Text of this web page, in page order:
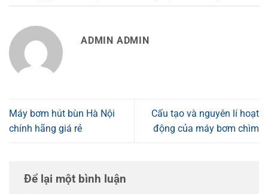
ADMIN ADMIN
Máy bơm hút bùn Hà Nội
chính hãng giá rẻ
Cấu tạo và nguyên lí hoạt
động của máy bơm chìm
Để lại một bình luận